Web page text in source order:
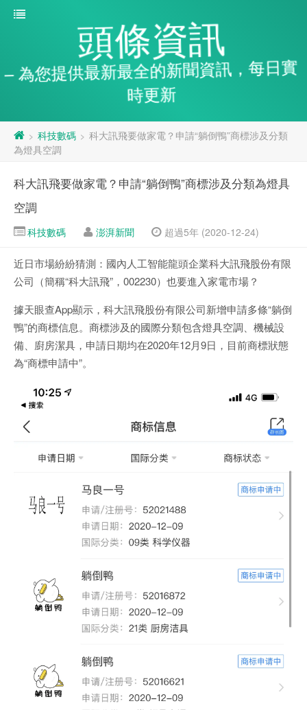
頭條資訊
– 為您提供最新最全的新聞資訊，每日實
時更新
> 科技數碼 > 科大訊飛要做家電？申請“躺倒鴨”商標涉及分類
為燈具空調
科大訊飛要做家電？申請“躺倒鴨”商標涉及分類為燈具
空調
科技數碼 澎湃新聞 超過5年 (2020-12-24)
近日市場紛紛猜測：國內人工智能龍頭企業科大訊飛股份有限
公司（簡稱“科大訊飛”，002230）也要進入家電市場？
據天眼查App顯示，科大訊飛股份有限公司新增申請多條“躺倒
鴨”的商標信息。商標涉及的國際分類包含燈具空調、機械設
備、廚房潔具，申請日期均在2020年12月9日，目前商標狀態
為“商標申請中”。